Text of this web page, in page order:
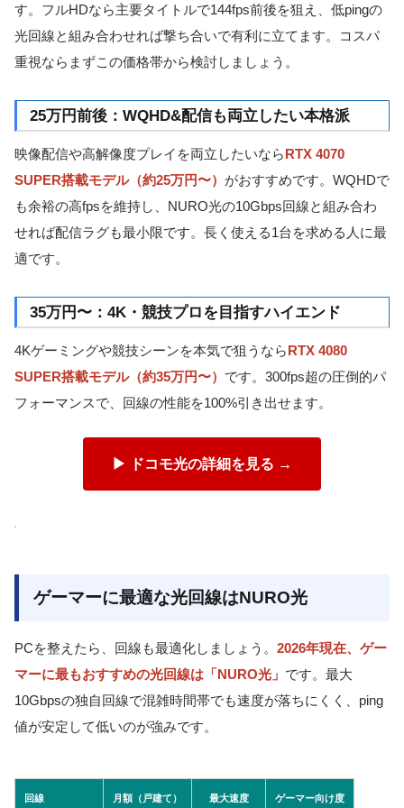
す。フルHDなら主要タイトルで144fps前後を狙え、低pingの
光回線と組み合わせれば撃ち合いで有利に立てます。コスパ
重視ならまずこの価格帯から検討しましょう。
25万円前後：WQHD&配信も両立したい本格派
映像配信や高解像度プレイを両立したいならRTX 4070
SUPER搭載モデル（約25万円〜） がおすすめです。WQHDで
も余裕の高fpsを維持し、NURO光の10Gbps回線と組み合わ
せれば配信ラグも最小限です。長く使える1台を求める人に最
適です。
35万円〜：4K・競技プロを目指すハイエンド
4Kゲーミングや競技シーンを本気で狙うならRTX 4080
SUPER搭載モデル（約35万円〜） です。300fps超の圧倒的パ
フォーマンスで、回線の性能を100%引き出せます。
▶ ドコモ光の詳細を見る →
ゲーマーに最適な光回線はNURO光
PCを整えたら、回線も最適化しましょう。 2026年現在、ゲー
マーに最もおすすめの光回線は「NURO光」 です。最大
10Gbpsの独自回線で混雑時間帯でも速度が落ちにくく、ping
値が安定して低いのが強みです。
回線 月額（戸建て） 最大速度 ゲーマー向け度